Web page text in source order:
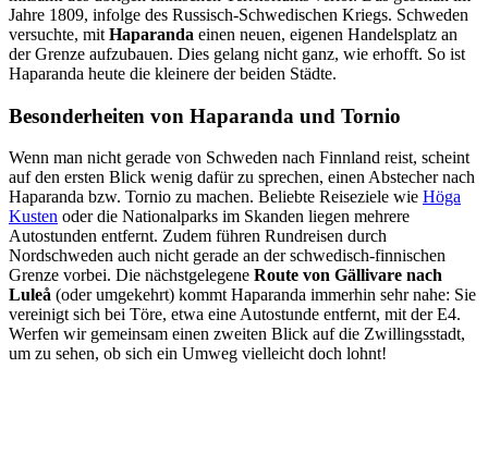
Jahre 1809, infolge des Russisch-Schwedischen Kriegs. Schweden
versuchte, mit Haparanda einen neuen, eigenen Handelsplatz an
der Grenze aufzubauen. Dies gelang nicht ganz, wie erhofft. So ist
Haparanda heute die kleinere der beiden Städte.
Besonderheiten von Haparanda und Tornio
Wenn man nicht gerade von Schweden nach Finnland reist, scheint
auf den ersten Blick wenig dafür zu sprechen, einen Abstecher nach
Haparanda bzw. Tornio zu machen. Beliebte Reiseziele wie Höga
Kusten oder die Nationalparks im Skanden liegen mehrere
Autostunden entfernt. Zudem führen Rundreisen durch
Nordschweden auch nicht gerade an der schwedisch-finnischen
Grenze vorbei. Die nächstgelegene Route von Gällivare nach
Luleå (oder umgekehrt) kommt Haparanda immerhin sehr nahe: Sie
vereinigt sich bei Töre, etwa eine Autostunde entfernt, mit der E4.
Werfen wir gemeinsam einen zweiten Blick auf die Zwillingsstadt,
um zu sehen, ob sich ein Umweg vielleicht doch lohnt!